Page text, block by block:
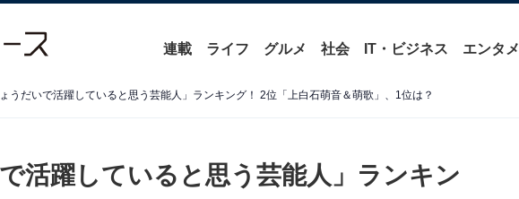
連載 ライフ グルメ 社会 IT・ビジネス エンタメ
ょうだいで活躍していると思う芸能人」ランキング！ 2位「上白石萌音＆萌歌」、1位は？
活躍していると思う芸能人」ランキン